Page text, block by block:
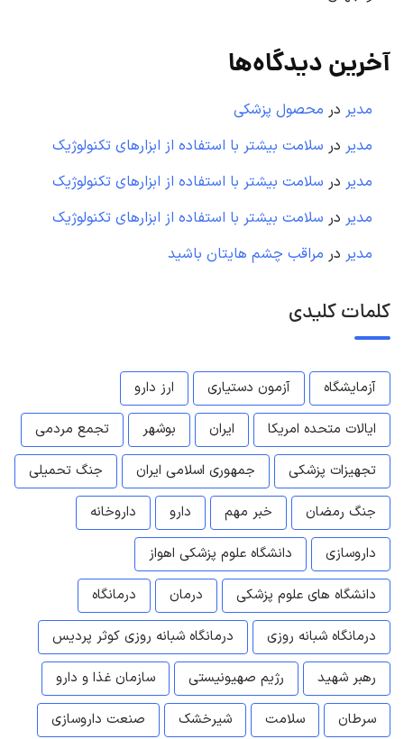
آخرین دیدگاه‌ها
مدیر در محصول پزشکی
مدیر در سلامت بیشتر با استفاده از ابزارهای تکنولوژیک
مدیر در سلامت بیشتر با استفاده از ابزارهای تکنولوژیک
مدیر در سلامت بیشتر با استفاده از ابزارهای تکنولوژیک
مدیر در مراقب چشم هایتان باشید
کلمات کلیدی
آزمایشگاه آزمون دستیاری
ارز دارو
ایالات متحده امریکا
ایران بوشهر
تجمع مردمی
تجهیزات پزشکی
جمهوری اسلامی ایران
جنگ تحمیلی
جنگ رمضان
خبر مهم دارو
داروخانه
داروسازی
دانشگاه علوم پزشکی اهواز
دانشگاه های علوم پزشکی
درمان
درمانگاه
درمانگاه شبانه روزی
درمانگاه شبانه روزی کوثر پردیس
رهبر شهید
رژیم صهیونیستی
سازمان غذا و دارو
سرطان
سلامت شیرخشک
صنعت داروسازی